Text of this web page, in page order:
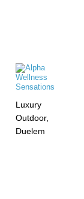
Luxury
Outdoor,
Duelem